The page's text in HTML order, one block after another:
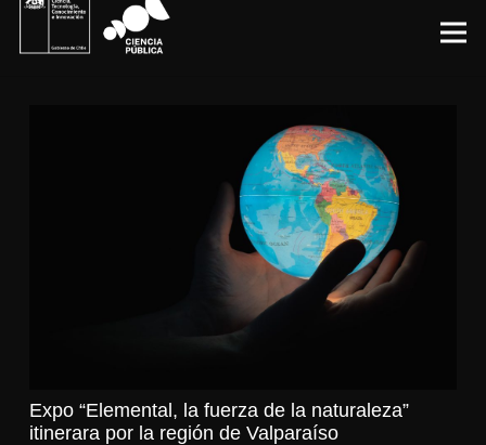
Expo “Elemental, la fuerza de la naturaleza”
itinerara por la región de Valparaíso